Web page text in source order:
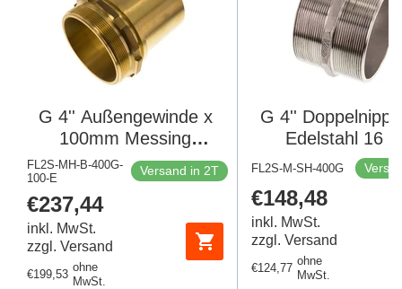
G 4'' Außengewinde x
100mm Messing
Schlauchanschluss mit
Sicherheitsmanschette
DIN 2817
FL2S-MH-B-400G-
100-E
Versand in 2T
Regulärer
Preis
€237,44
inkl. MwSt.
zzgl. Versand
Regulärer
€199,53
ohne
MwSt.
G 4''
Edelstahl 16
FL2S-M-SH-400G
Regulärer
Preis
€148,48
inkl. MwSt.
zzgl. Versand
Regulärer
€124,77
ohne
MwSt.